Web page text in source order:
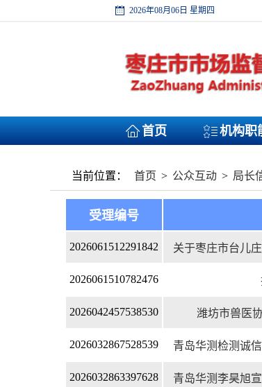
2026年08月06日 星期四
首页 机构职
当前位置： 首页 > 公众互动 > 局长
受理编号
2026061512291842 关于枣庄市台儿
2026061510782476
2026042457538530 潍坊市兽医
2026032867528539 青岛华测检测诚
2026032863397628 青岛华测李昊旭